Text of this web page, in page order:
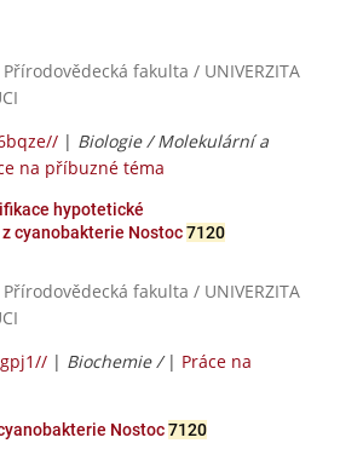
fakulta / UNIVERZITA
| Biologie / Molekulární a
na příbuzné téma
hypotetické
cyanobakterie Nostoc7120
fakulta / UNIVERZITA
| Biochemie / | Práce na
Nostoc7120